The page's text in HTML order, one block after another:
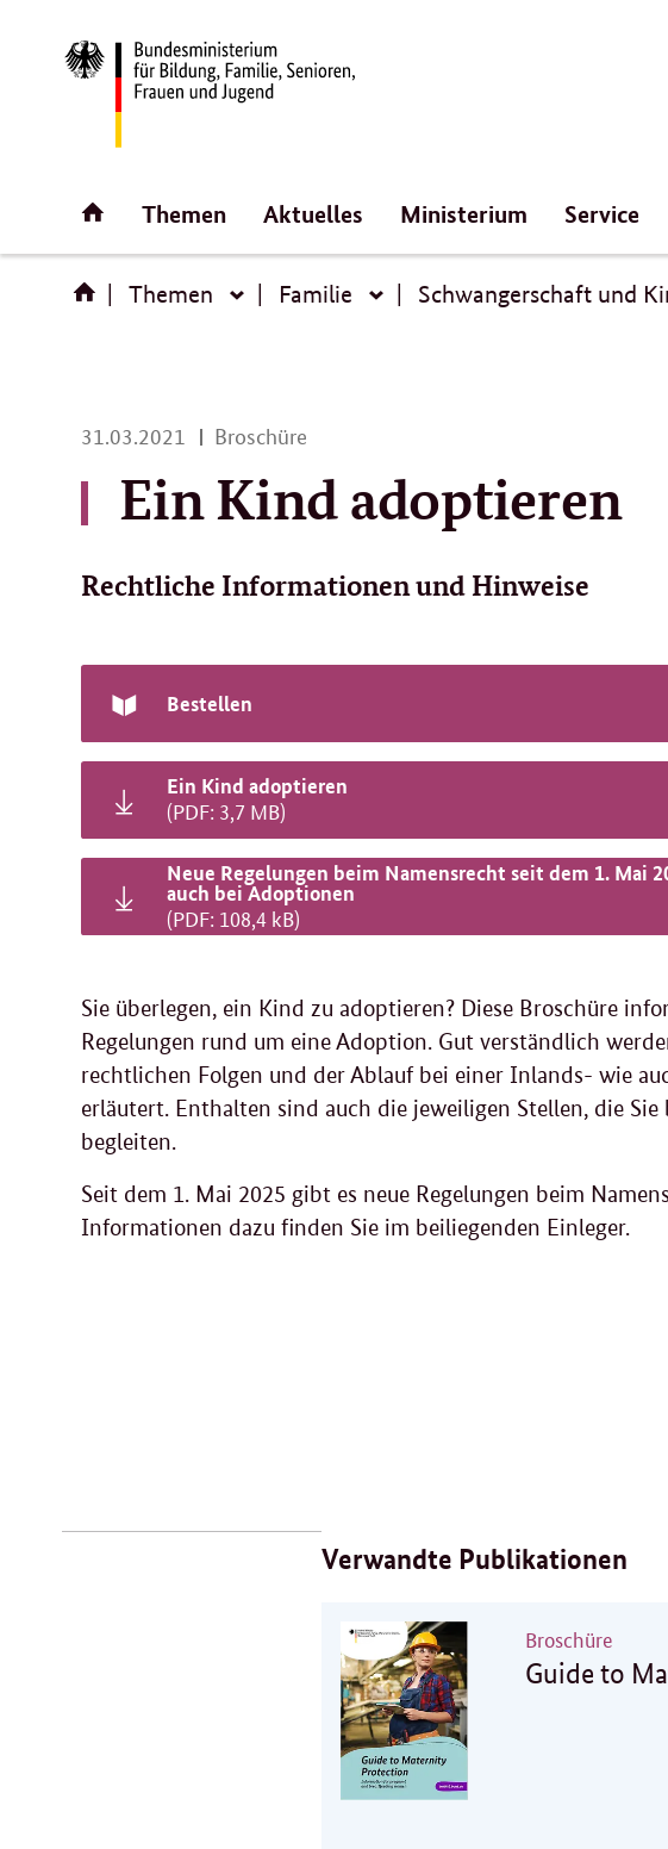
Direktlink:
Startseite
Themen Aktuelles Ministerium Service
Themen Themen
Familie Familie
Schwangerschaft und
Ein Kind adoptieren
31.03.2021
31.
2021
Broschüre
Rechtliche Informationen und Hinweise
Bestellen
Ein Kind adoptieren
(PDF: 3,7 MB)
Neue Regelungen beim Namensrecht seit dem 1. Mai
auch bei Adoptionen
(PDF: 108,4 kB)
Sie überlegen, ein Kind zu adoptieren? Diese Broschüre
Regelungen rund um eine Adoption. Gut verständlich
rechtlichen Folgen und der Ablauf bei einer Inlands- wie
erläutert. Enthalten sind auch die jeweiligen Stellen, die
begleiten.
Seit dem 1. Mai 2025 gibt es neue Regelungen beim
Informationen dazu finden Sie im beiliegenden Einleger.
Verwandte Publikationen
Broschüre
Guide to